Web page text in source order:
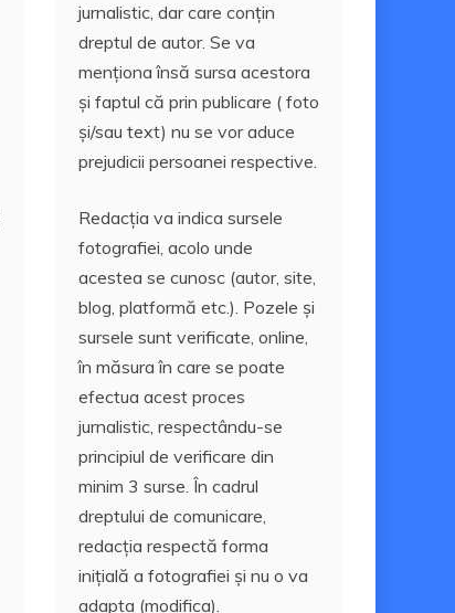
jurnalistic, dar care conțin
dreptul de autor. Se va
menționa însă sursa acestora
și faptul că prin publicare ( foto
și/sau text) nu se vor aduce
prejudicii persoanei respective.
Redacția va indica sursele
fotografiei, acolo unde
acestea se cunosc (autor, site,
blog, platformă etc.). Pozele și
sursele sunt verificate, online,
în măsura în care se poate
efectua acest proces
jurnalistic, respectându-se
principiul de verificare din
minim 3 surse. În cadrul
dreptului de comunicare,
redacția respectă forma
inițială a fotografiei și nu o va
adapta (modifica).